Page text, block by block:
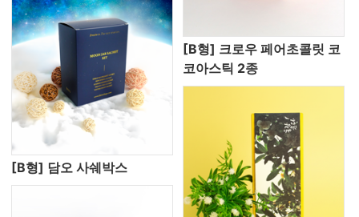
[B형] 담오 사쉐박스
[B형] 크로우 페어초콜릿 코
코아스틱 2종